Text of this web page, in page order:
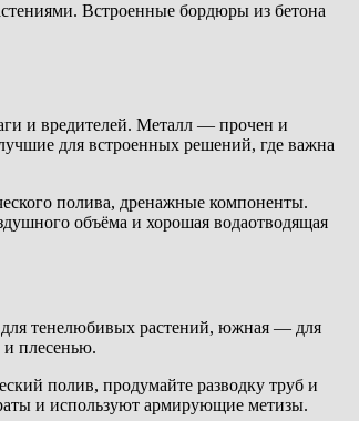
Встроенные бордюры из бетона
и вредителей. Металл — прочен и
для встроенных решений, где важна
полива, дренажные компоненты.
объёма и хорошая водаотводящая
для тенелюбивых растений, южная — для
плесенью.
полив, продумайте разводку труб и
и используют армирующие метизы.